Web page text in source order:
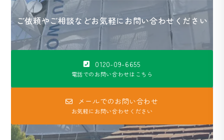
ご依頼やご相談などお気軽にお問い合わせください
0120-09-6655
電話でのお問い合わせはこちら
メールでのお問い合わせ
お気軽にお問い合わせください